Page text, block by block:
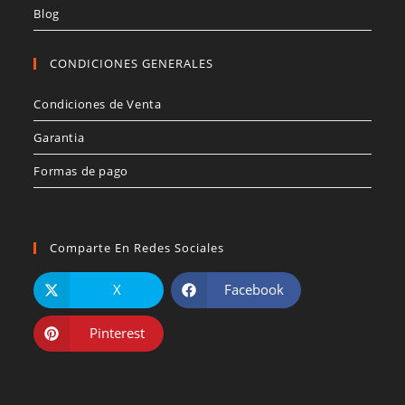
Blog
CONDICIONES GENERALES
Condiciones de Venta
Garantia
Formas de pago
Comparte En Redes Sociales
X Facebook
Pinterest